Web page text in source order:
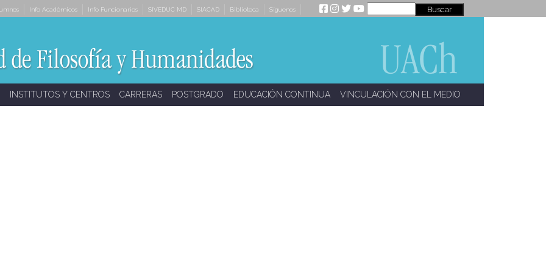
Info Académicos Info Funcionarios SIVEDUC MD SIACAD Biblioteca Síguenos
INSTITUTOS Y CENTROS CARRERAS POSTGRADO EDUCACIÓN CONTINUA VINCULACIÓN CON EL MEDIO